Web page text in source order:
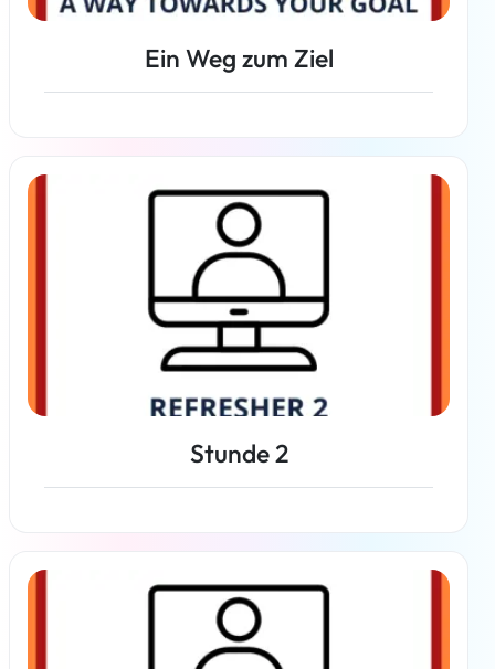
Ein Weg zum Ziel
Stunde 2